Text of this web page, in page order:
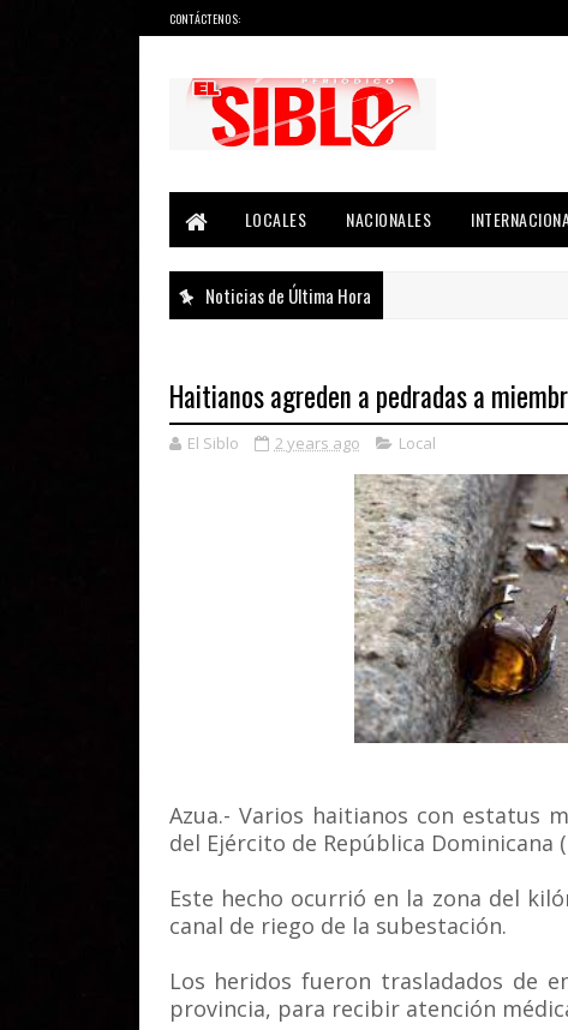
CONTÁCTENOS:
LOCALES
NACIONALES
Noticias de Última Hora
Haitianos agreden a pedradas a
El Siblo 2 years ago Local
Azua.- Varios haitianos con estatus
del Ejército de República Dominicana
Este hecho ocurrió en la zona del
canal de riego de la subestación.
Los heridos fueron trasladados de
provincia, para recibir atención